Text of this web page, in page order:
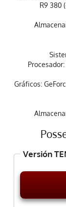
R9 380
Gráficos:
Versión